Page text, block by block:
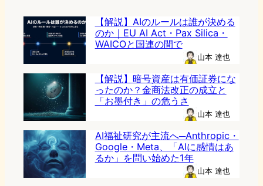
【解説】AIのルールは誰が決める
のか｜EU AI Act・Pax Silica・
WAICOと国連の間で
山本 達也
【解説】暗号資産は有価証券にな
ったのか？金商法改正の成立と
「お墨付き」の危うさ
山本 達也
AI福祉研究が主流へ─Anthropic・
Google・Meta、「AIに感情はあ
るか」を問い始めた1年
山本 達也